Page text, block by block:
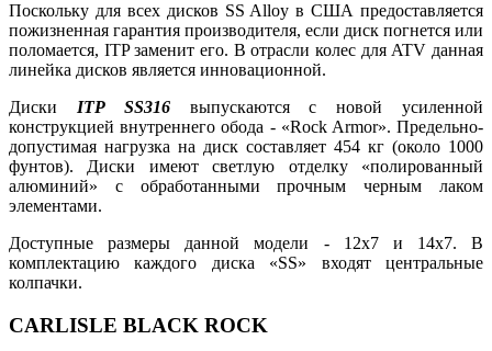
Поскольку для всех дисков SS Alloy в США предоставляется
пожизненная гарантия производителя, если диск погнется или
поломается, ITP заменит его. В отрасли колес для ATV данная
линейка дисков является инновационной.
Диски ITP SS316 выпускаются с новой усиленной
конструкцией внутреннего обода - «Rock Armor». Предельно-
допустимая нагрузка на диск составляет 454 кг (около 1000
фунтов). Диски имеют светлую отделку «полированный
алюминий» с обработанными прочным черным лаком
элементами.
Доступные размеры данной модели - 12x7 и 14x7. В
комплектацию каждого диска «SS» входят центральные
колпачки.
CARLISLE BLACK ROCK